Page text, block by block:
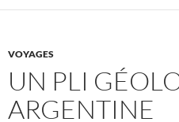
VOYAGES
UN PLI
ARGENTINE